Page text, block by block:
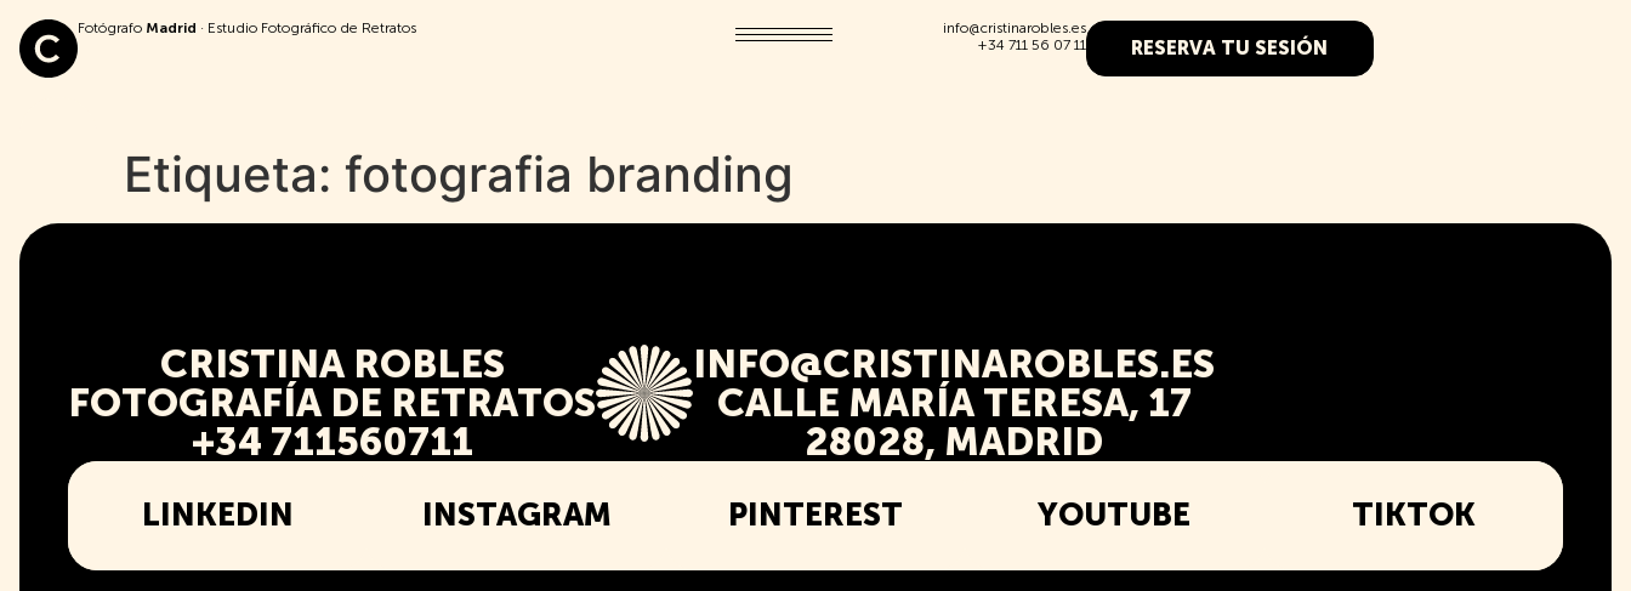
Fotógrafo Madrid · Estudio Fotográfico de Retratos
info@cristinarobles.es
+34 711 56 07 11
RESERVA TU SESIÓN
Etiqueta: fotografia branding
CRISTINA ROBLES
FOTOGRAFÍA DE RETRATOS
+34 711560711
INFO@CRISTINAROBLES.ES
CALLE MARÍA TERESA, 17
28028, MADRID
LINKEDIN INSTAGRAM PINTEREST YOUTUBE TIKTOK